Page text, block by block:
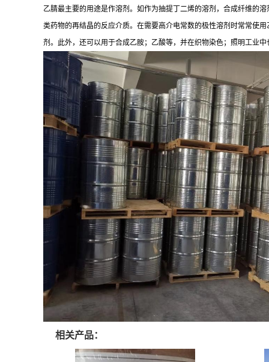
乙腈最主要的用途是作溶剂。如作为抽提丁二烯的溶剂，合成纤维的
类药物的再结晶的反应介质。在需要高介电常数的极性溶剂时常常使
剂。此外，还可以用于合成乙胺；乙酸等，并在织物染色；照明工业中
相关产品：